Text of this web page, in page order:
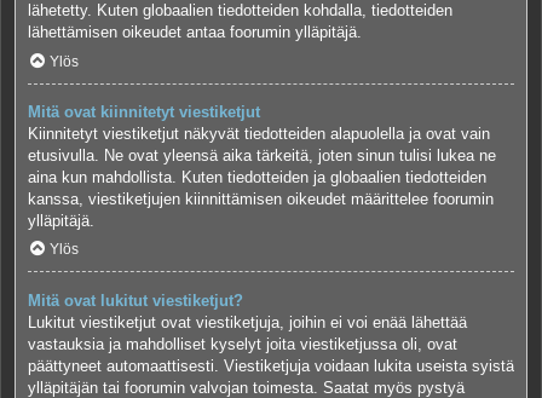
lähetetty. Kuten globaalien tiedotteiden kohdalla, tiedotteiden
lähettämisen oikeudet antaa foorumin ylläpitäjä.
Ylös
Mitä ovat kiinnitetyt viestiketjut
Kiinnitetyt viestiketjut näkyvät tiedotteiden alapuolella ja ovat vain
etusivulla. Ne ovat yleensä aika tärkeitä, joten sinun tulisi lukea ne
aina kun mahdollista. Kuten tiedotteiden ja globaalien tiedotteiden
kanssa, viestiketjujen kiinnittämisen oikeudet määrittelee foorumin
ylläpitäjä.
Ylös
Mitä ovat lukitut viestiketjut?
Lukitut viestiketjut ovat viestiketjuja, joihin ei voi enää lähettää
vastauksia ja mahdolliset kyselyt joita viestiketjussa oli, ovat
päättyneet automaattisesti. Viestiketjuja voidaan lukita useista syistä
ylläpitäjän tai foorumin valvojan toimesta. Saatat myös pystyä